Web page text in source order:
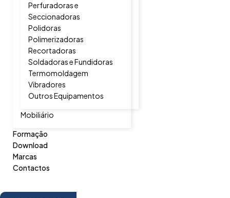
Perfuradoras e
Seccionadoras
Polidoras
Polimerizadoras
Recortadoras
Soldadoras e Fundidoras
Termomoldagem
Vibradores
Outros Equipamentos
Mobiliário
Formação
Download
Marcas
Contactos